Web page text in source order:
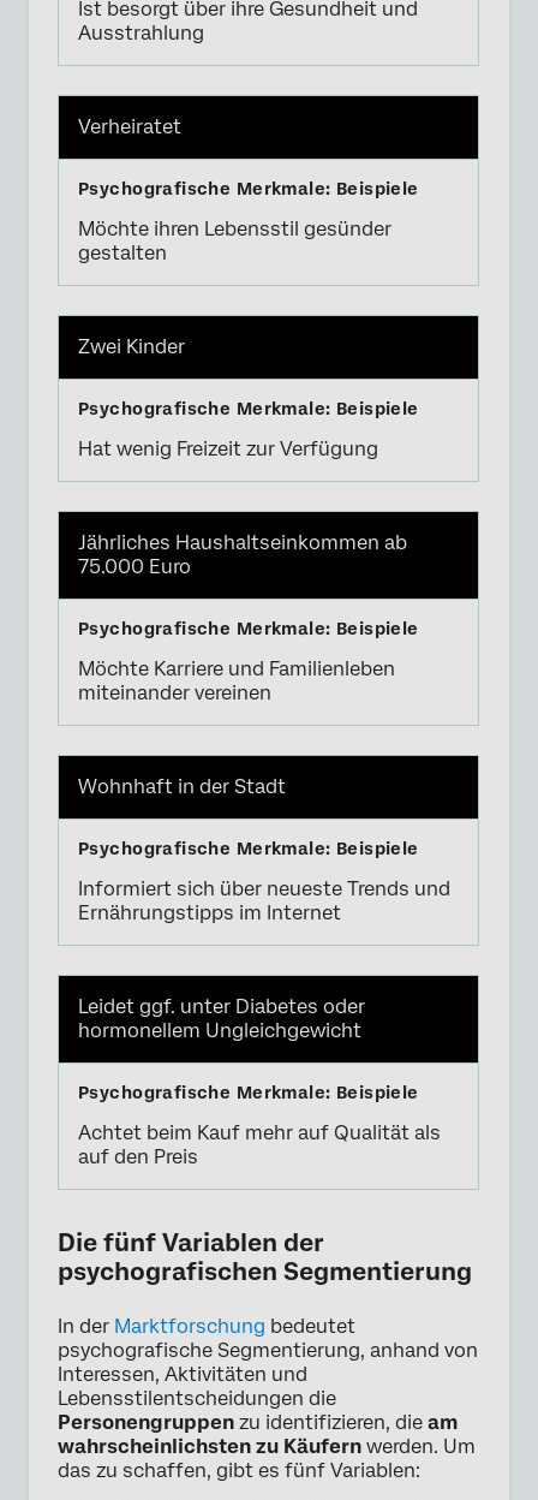
Ist besorgt über ihre Gesundheit und
Ausstrahlung
Verheiratet
Möchte ihren Lebensstil gesünder
gestalten
Zwei Kinder
Hat wenig Freizeit zur Verfügung
Jährliches Haushaltseinkommen ab
75.000 Euro
Möchte Karriere und Familienleben
miteinander vereinen
Wohnhaft in der Stadt
Informiert sich über neueste Trends und
Ernährungstipps im Internet
Leidet ggf. unter Diabetes oder
hormonellem Ungleichgewicht
Achtet beim Kauf mehr auf Qualität als
auf den Preis
Die fünf Variablen der
psychografischen Segmentierung
In der Marktforschung bedeutet
psychografische Segmentierung, anhand von
Interessen, Aktivitäten und
Lebensstilentscheidungen die
Personengruppen zu identifizieren, die am
wahrscheinlichsten zu Käufern werden. Um
das zu schaffen, gibt es fünf Variablen: